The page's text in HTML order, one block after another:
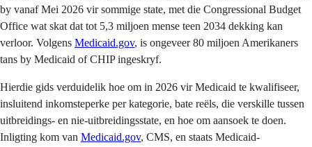
by vanaf Mei 2026 vir sommige state, met die Congressional Budget
Office wat skat dat tot 5,3 miljoen mense teen 2034 dekking kan
verloor. Volgens Medicaid.gov, is ongeveer 80 miljoen Amerikaners
tans by Medicaid of CHIP ingeskryf.
Hierdie gids verduidelik hoe om in 2026 vir Medicaid te kwalifiseer,
insluitend inkomsteperke per kategorie, bate reëls, die verskille tussen
uitbreidings- en nie-uitbreidingsstate, en hoe om aansoek te doen.
Inligting kom van Medicaid.gov, CMS, en staats Medicaid-